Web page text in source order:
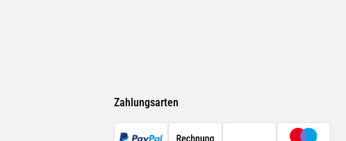
Zahlungsarten